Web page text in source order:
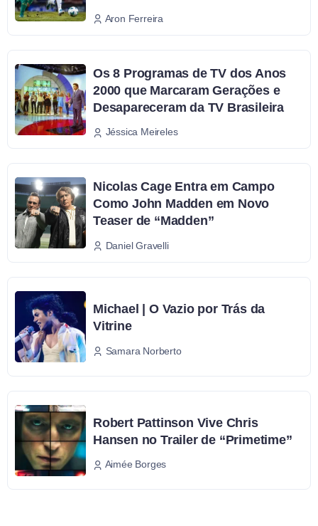
Aron Ferreira
Os 8 Programas de TV dos Anos
2000 que Marcaram Gerações e
Desapareceram da TV Brasileira
Jéssica Meireles
Nicolas Cage Entra em Campo
Como John Madden em Novo
Teaser de “Madden”
Daniel Gravelli
Michael | O Vazio por Trás da
Vitrine
Samara Norberto
Robert Pattinson Vive Chris
Hansen no Trailer de “Primetime”
Aimée Borges